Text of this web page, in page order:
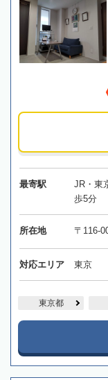
最寄駅
JR・東
歩5分
所在地 〒116-
対応エリア 東京
東京都